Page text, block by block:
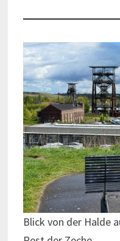
Blick von der Halde